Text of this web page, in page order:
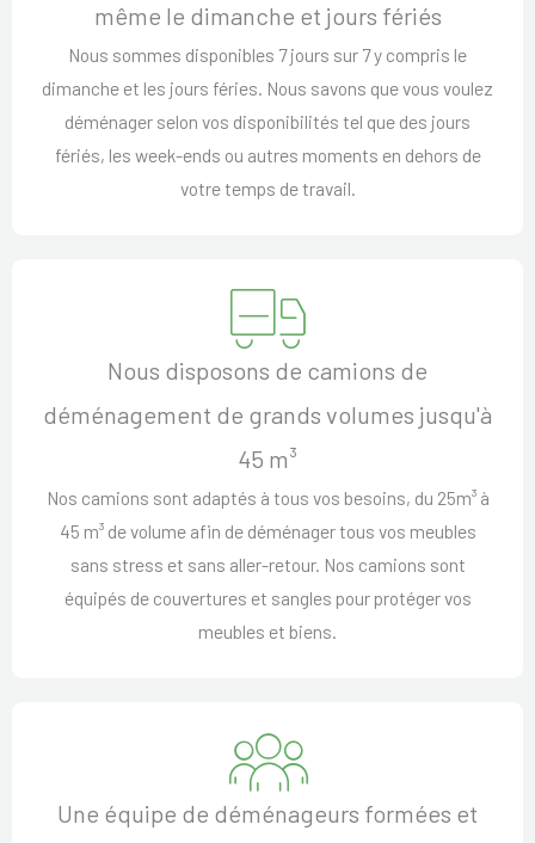
même le dimanche et jours fériés
Nous sommes disponibles 7 jours sur 7 y compris le
dimanche et les jours féries. Nous savons que vous voulez
déménager selon vos disponibilités tel que des jours
fériés, les week-ends ou autres moments en dehors de
votre temps de travail.
Nous disposons de camions de
déménagement de grands volumes jusqu'à
45 m³
Nos camions sont adaptés à tous vos besoins, du 25m³ à
45 m³ de volume afin de déménager tous vos meubles
sans stress et sans aller-retour. Nos camions sont
équipés de couvertures et sangles pour protéger vos
meubles et biens.
Une équipe de déménageurs formées et